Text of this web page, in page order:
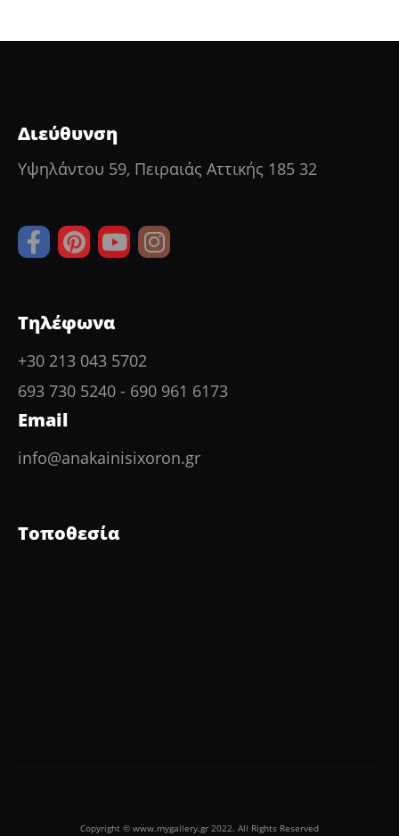
Διεύθυνση
Υψηλάντου 59, Πειραιάς Αττικής 185 32
Τηλέφωνα
+30 213 043 5702
693 730 5240 - 690 961 6173
Email
info@anakainisixoron.gr
Τοποθεσία
Copyright © www.mygallery.gr 2022. All Rights Reserved